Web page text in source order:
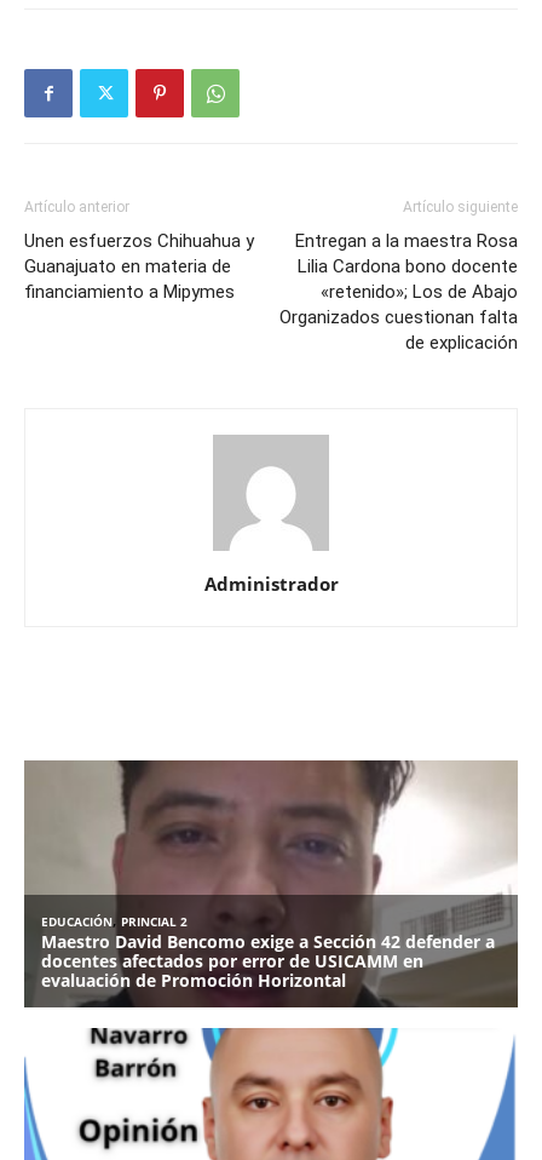
Artículo anterior
Unen esfuerzos Chihuahua y
Guanajuato en materia de
financiamiento a Mipymes
Artículo siguiente
Entregan a la maestra Rosa
Lilia Cardona bono docente
«retenido»; Los de Abajo
Organizados cuestionan falta
de explicación
Administrador